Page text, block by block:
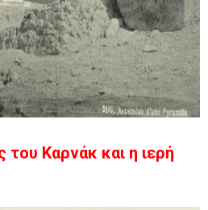
Καρνάκ και η ιερή